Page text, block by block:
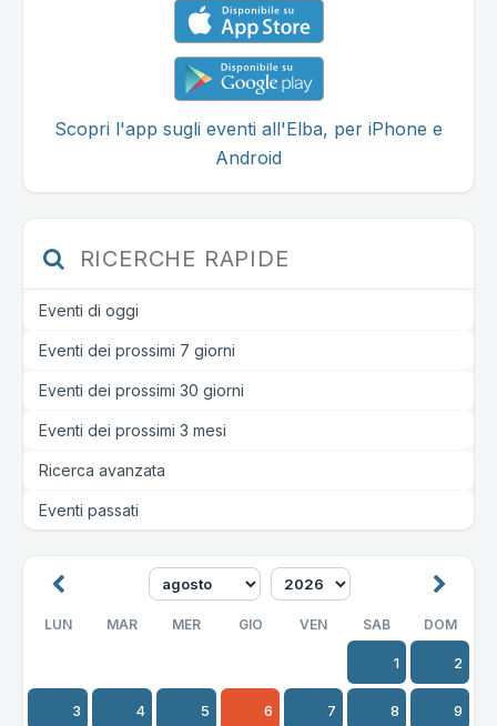
Scopri l'app sugli eventi all'Elba, per iPhone e
Android
RICERCHE RAPIDE
Eventi di oggi
Eventi dei prossimi 7 giorni
Eventi dei prossimi 30 giorni
Eventi dei prossimi 3 mesi
Ricerca avanzata
Eventi passati
LUN MAR MER GIO VEN SAB DOM
1 2
3 4 5 6 7 8 9